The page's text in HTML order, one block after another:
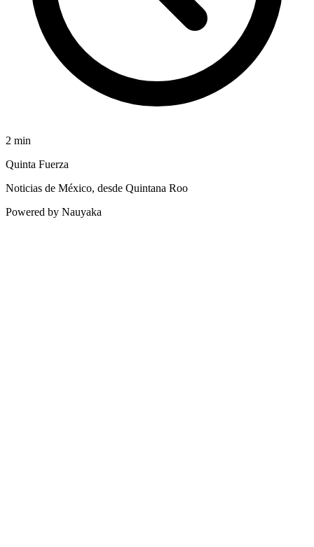
2 min
Quinta Fuerza
Noticias de México, desde Quintana Roo
Powered by Nauyaka